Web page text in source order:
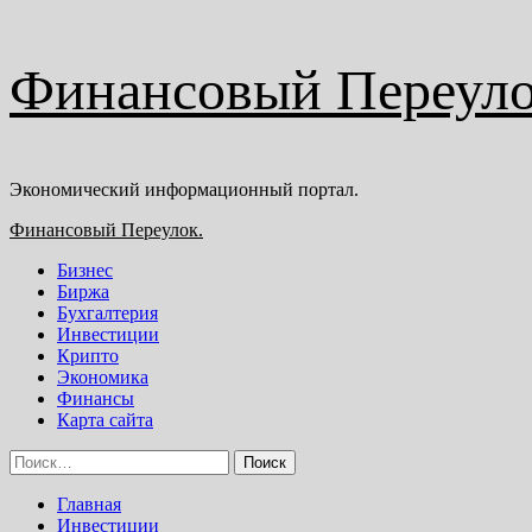
к
содержимому
Финансовый
Экономический информационный портал.
Основное
Финансовый Переулок.
Бизнес
Биржа
Бухгалтерия
Инвестиции
Крипто
Экономика
Финансы
Карта сайта
Найти:
Главная
Инвестиции